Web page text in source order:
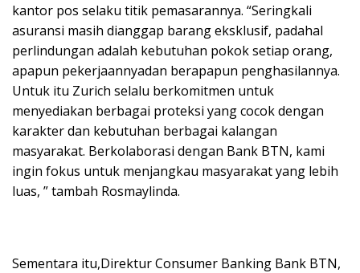
kantor pos selaku titik pemasarannya. “Seringkali
asuransi masih dianggap barang eksklusif, padahal
perlindungan adalah kebutuhan pokok setiap orang,
apapun pekerjaannyadan berapapun penghasilannya.
Untuk itu Zurich selalu berkomitmen untuk
menyediakan berbagai proteksi yang cocok dengan
karakter dan kebutuhan berbagai kalangan
masyarakat. Berkolaborasi dengan Bank BTN, kami
ingin fokus untuk menjangkau masyarakat yang lebih
luas, ” tambah Rosmaylinda.
Sementara itu,Direktur Consumer Banking Bank BTN,